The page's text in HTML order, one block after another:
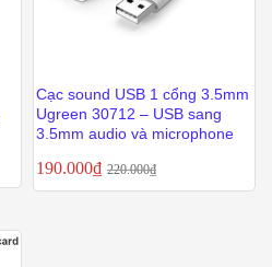
Cạc sound USB 1 cổng 3.5mm
Ugreen 30712 – USB sang
3.5mm audio và microphone
190.000₫ 220.000₫